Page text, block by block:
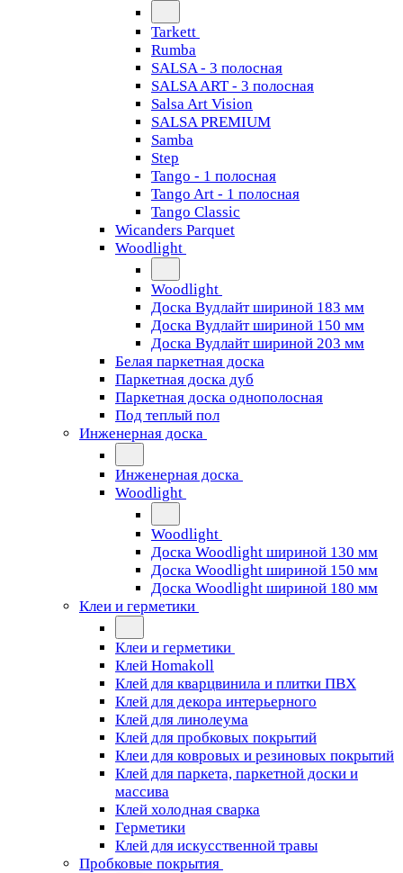
Tarkett
Rumba
SALSA - 3 полосная
SALSA ART - 3 полосная
Salsa Art Vision
SALSA PREMIUM
Samba
Step
Tango - 1 полосная
Tango Art - 1 полосная
Tango Classiс
Wicanders Parquet
Woodlight
Woodlight
Доска Вудлайт шириной 183 мм
Доска Вудлайт шириной 150 мм
Доска Вудлайт шириной 203 мм
Белая паркетная доска
Паркетная доска дуб
Паркетная доска однополосная
Под теплый пол
Инженерная доска
Инженерная доска
Woodlight
Woodlight
Доска Woodlight шириной 130 мм
Доска Woodlight шириной 150 мм
Доска Woodlight шириной 180 мм
Клеи и герметики
Клеи и герметики
Клей Homakoll
Клей для кварцвинила и плитки ПВХ
Клей для декора интерьерного
Клей для линолеума
Клей для пробковых покрытий
Клеи для ковровых и резиновых покрытий
Клей для паркета, паркетной доски и
массива
Клей холодная сварка
Герметики
Клей для искусственной травы
Пробковые покрытия